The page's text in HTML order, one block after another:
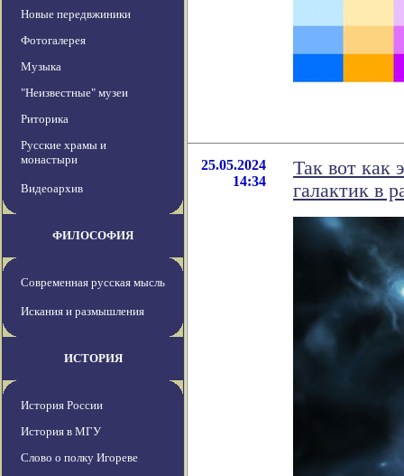
Новые передвжиники
Фотогалерея
Музыка
"Неизвестные" музеи
Риторика
Русские храмы и
монастыри
Видеоархив
ФИЛОСОФИЯ
Современная русская мысль
Искания и размышления
ИСТОРИЯ
История России
История в МГУ
Слово о полку Игореве
25.05.2024
14:34
Так вот как
галактик в